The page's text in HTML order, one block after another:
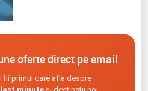
oferte direct pe email
fii primul care afla despre